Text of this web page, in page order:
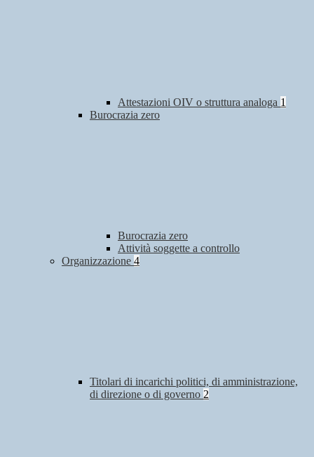
Attestazioni OIV o struttura analoga 1
Burocrazia zero
Burocrazia zero
Attività soggette a controllo
Organizzazione 4
Titolari di incarichi politici, di amministrazione,
di direzione o di governo 2